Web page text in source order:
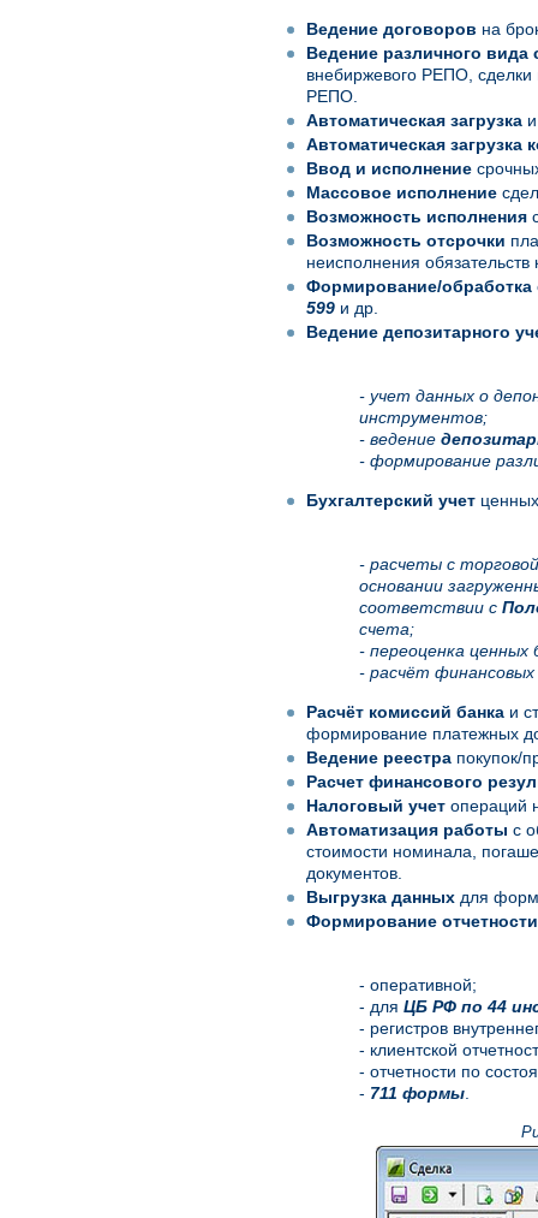
Ведение договоров на
Ведение различного вида
внебиржевого РЕПО, сделки
РЕПО.
Автоматическая загрузкаи
Автоматическая загрузка
Ввод и исполнение
Массовое исполнение
Возможность исполнения
Возможность отсрочки
неисполнения
Формирование/обработка
599и др.
Ведение депозитарного
- учет данных о
инструментов;
- ведение
- формирование
Бухгалтерский учетценных
- расчеты с
основании
соответствии с
счета;
- переоценка ценных
- расчёт
Расчёт комиссий банкаи
формирование платежных
Ведение реестрапокупок/
Расчет финансового
Налоговый учетопераций
Автоматизация работы с
стоимости номинала,
документов.
Выгрузка данныхдля
Формирование отчетности
- оперативной;
- для ЦБ РФ по 44
- регистров
- клиентской
- отчетности по
- 711 формы.